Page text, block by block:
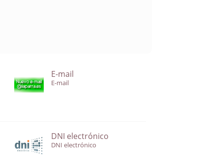
E-mail
E-mail
DNI electrónico
DNI electrónico